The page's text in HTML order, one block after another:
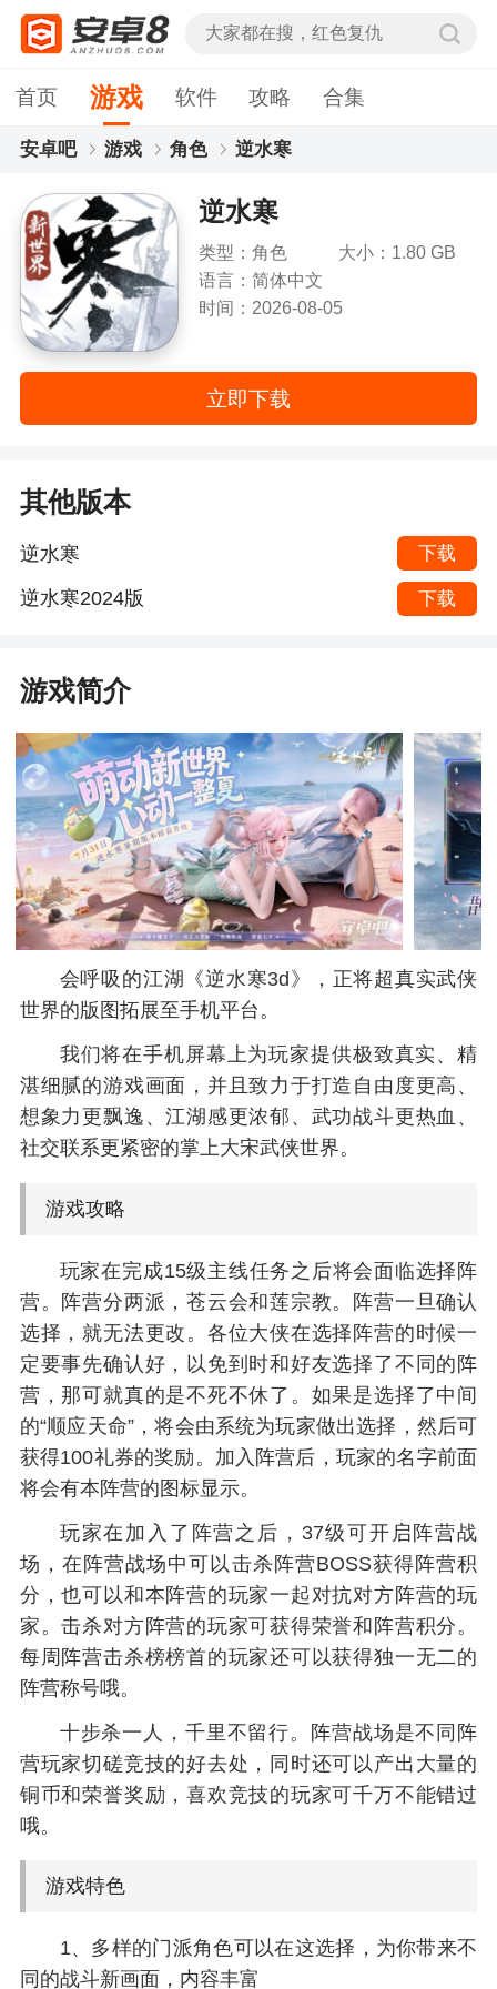
首页 游戏 软件 攻略 合集
安卓吧 游戏 角色 逆水寒
逆水寒
类型：角色
大小：1.80 GB
语言：简体中文
时间：2026-08-05
立即下载
其他版本
逆水寒 下载
逆水寒2024版 下载
游戏简介
会呼吸的江湖《逆水寒3d》，正将超真实武侠
世界的版图拓展至手机平台。
我们将在手机屏幕上为玩家提供极致真实、精
湛细腻的游戏画面，并且致力于打造自由度更高、
想象力更飘逸、江湖感更浓郁、武功战斗更热血、
社交联系更紧密的掌上大宋武侠世界。
游戏攻略
玩家在完成15级主线任务之后将会面临选择阵
营。阵营分两派，苍云会和莲宗教。阵营一旦确认
选择，就无法更改。各位大侠在选择阵营的时候一
定要事先确认好，以免到时和好友选择了不同的阵
营，那可就真的是不死不休了。如果是选择了中间
的“顺应天命”，将会由系统为玩家做出选择，然后可
获得100礼券的奖励。加入阵营后，玩家的名字前面
将会有本阵营的图标显示。
玩家在加入了阵营之后，37级可开启阵营战
场，在阵营战场中可以击杀阵营BOSS获得阵营积
分，也可以和本阵营的玩家一起对抗对方阵营的玩
家。击杀对方阵营的玩家可获得荣誉和阵营积分。
每周阵营击杀榜榜首的玩家还可以获得独一无二的
阵营称号哦。
十步杀一人，千里不留行。阵营战场是不同阵
营玩家切磋竞技的好去处，同时还可以产出大量的
铜币和荣誉奖励，喜欢竞技的玩家可千万不能错过
哦。
游戏特色
1、多样的门派角色可以在这选择，为你带来不
同的战斗新画面，内容丰富